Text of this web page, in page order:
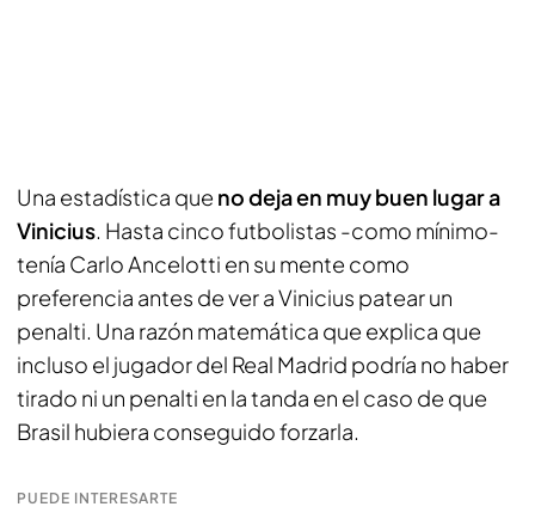
Una estadística que no deja en muy buen lugar a
Vinicius. Hasta cinco futbolistas -como mínimo-
tenía Carlo Ancelotti en su mente como
preferencia antes de ver a Vinicius patear un
penalti. Una razón matemática que explica que
incluso el jugador del Real Madrid podría no haber
tirado ni un penalti en la tanda en el caso de que
Brasil hubiera conseguido forzarla.
PUEDE INTERESARTE